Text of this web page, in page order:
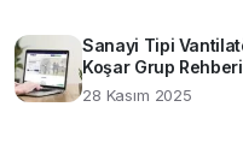
Sanayi Tipi
Koşar Grup Rehberi
28 Kasım 2025